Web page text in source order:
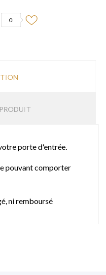
0
porte d'entrée.
pouvant comporter
ni remboursé